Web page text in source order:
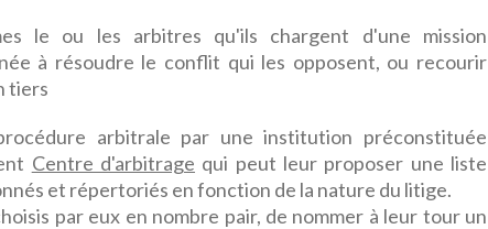
le ou les arbitres qu'ils chargent d'une mission
à résoudre le conflit qui les opposent, ou recourir
tiers
arbitrale par une institution préconstituée
Centre d'arbitrage qui peut leur proposer une liste
et répertoriés en fonction de la nature du litige.
par eux en nombre pair, de nommer à leur tour un